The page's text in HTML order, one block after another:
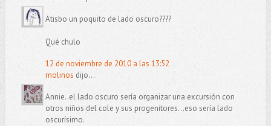
Atisbo un poquito de lado oscuro????
Qué chulo
12 de noviembre de 2010 a las 13:52
molinos dijo...
Annie..el lado oscuro sería organizar una excursión con
otros niños del cole y sus progenitores...eso sería lado
oscurísimo.